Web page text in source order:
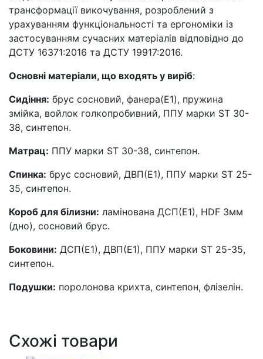
трансформації викочування, розроблений з
урахуванням функціональності та ергономіки із
застосуванням сучасних матеріалів відповідно до
ДСТУ 16371:2016 та ДСТУ 19917:2016.
Основні матеріали, що входять у виріб:
Сидіння: брус сосновий, фанера(Е1), пружина
змійка, войлок голкопробивний, ППУ марки ST 30-
38, синтепон.
Матрац: ППУ марки ST 30-38, синтепон.
Спинка: брус сосновий, ДВП(Е1), ППУ марки ST 25-
35, синтепон.
Короб для білизни: ламінована ДСП(Е1), HDF 3мм
(дно), сосновий брус.
Боковини: ДСП(Е1), ДВП(Е1), ППУ марки SТ 25-35,
синтепон.
Подушки: поролонова крихта, синтепон, флізелін.
Схожі товари